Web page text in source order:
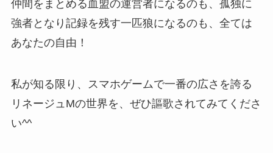
仲間をまとめる血盟の運営者になるのも、 孤独に
強者となり記録を残す一匹狼になるのも、全ては
あなたの自由！
私が知る限り、
スマホゲームで一番の広さを誇る
リネージュMの世界を、ぜひ謳歌されてみてくださ
い^^